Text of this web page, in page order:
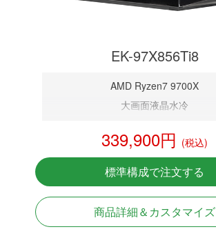
EK-97X856Ti8
AMD Ryzen7 9700X
大画面液晶水冷
RTX 5060Ti 8GB
NVMeSSD 1TB
無線LAN Bluetooth対応
850W GOLD 電源
339,900円 (税込)
標準構成で注文する
商品詳細＆カスタマイズ